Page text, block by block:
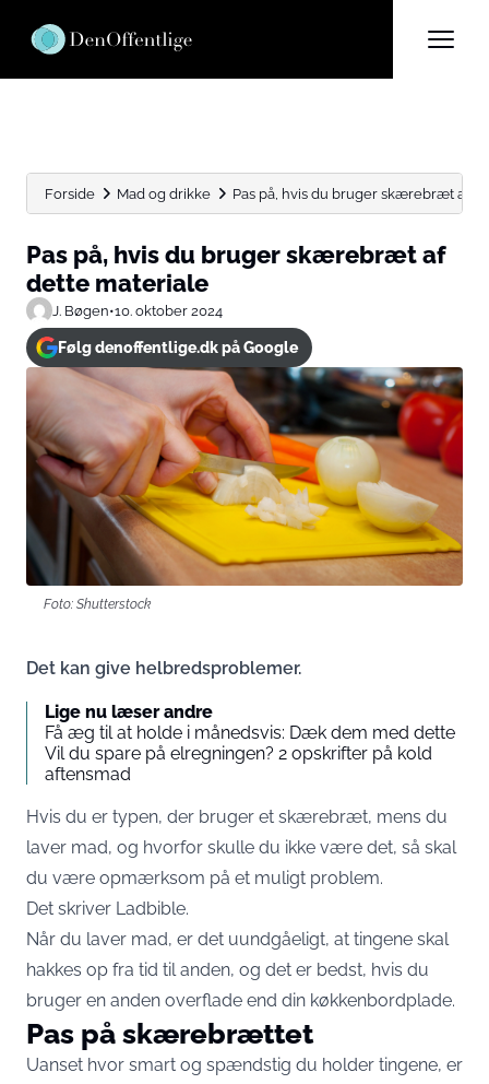
Forside Mad og drikke Pas på, hvis du bruger skærebræt af
Pas på, hvis du bruger skærebræt af
dette materiale
J. Bøgen•10. oktober 2024
Følg denoffentlige.dk på Google
Foto: Shutterstock
Det kan give helbredsproblemer.
Lige nu læser andre
Få æg til at holde i månedsvis: Dæk dem med dette
Vil du spare på elregningen? 2 opskrifter på kold
aftensmad
Hvis du er typen, der bruger et skærebræt, mens du
laver mad, og hvorfor skulle du ikke være det, så skal
du være opmærksom på et muligt problem.
Det skriver Ladbible.
Når du laver mad, er det uundgåeligt, at tingene skal
hakkes op fra tid til anden, og det er bedst, hvis du
bruger en anden overflade end din køkkenbordplade.
Pas på skærebrættet
Uanset hvor smart og spændstig du holder tingene, er